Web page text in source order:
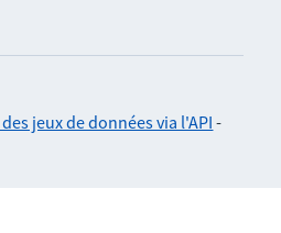
jeux de données via l'API -